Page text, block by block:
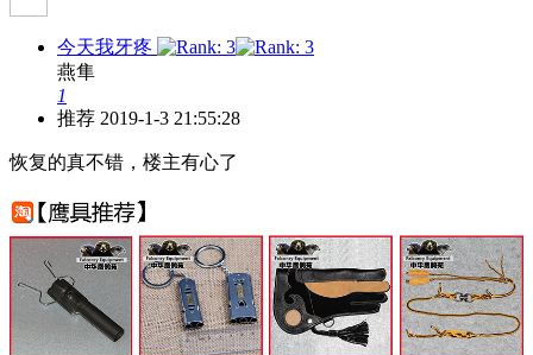
今天我牙疼
燕隼
1
推荐 2019-1-3 21:55:28
恢复的真不错，楼主有心了